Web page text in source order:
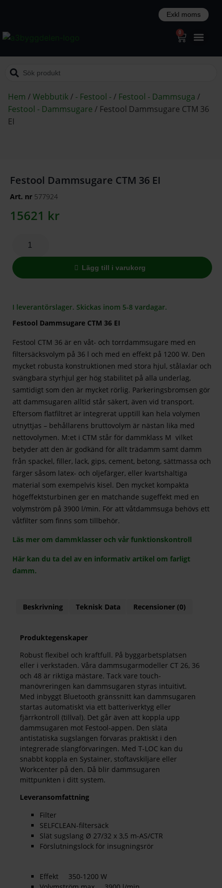
0
Hem /Webbutik/ - Festool -/ Festool - Dammsuga /
Festool - Dammsugare / Festool Dammsugare CTM 36
EI
Festool Dammsugare CTM 36 EI
Art. nr 577924
15621 kr
Lägg till i varukorg
I leverantörslager. Skickas inom 5-8 vardagar.
Festool Dammsugare CTM 36 EI
Festool CTM 36 är en våt- och torrdammsugare med en
filtersäcksvolym på 36 l och med en effekt på 1200 W. Den
mycket robusta konstruktionen med stora hjul, stålaxlar och
svängbara styrhjul ger hög stabilitet på alla underlag,
samtidigt som den är mycket rörlig. Parkeringsbromsen gör
att dammsugaren alltid står säkert, även vid transport.
Eftersom flatfiltret är integrerat upptill kan hela volymen
utnyttjas – behållarens bruttovolym är nästan lika med
nettovolymen. M:et i CTM står för dammklass M vilket
betyder att den är godkänd för allt trädamm samt damm
från spackel, filler, lack, gips, cement, betong, sättmassa och
färger såsom latex- och oljefärger, eller kvartshaltiga
material som exempelvis kisel. Den mycket kompakta
högeffektsturbinen ger en matchande sugeffekt med en
volymström på 3900 l/min. För att våtdammsuga behövs ett
våtfilter som finns som tillbehör.
Läs mer om dammklasser och vår funktionskontroll
Här kan du ta del av en informativ artikel om farligt
damm.
Beskrivning Teknisk Data Recensioner (0)
Produktegenskaper
Robust flexibel och kraftfull. På byggarbetsplatsen
eller i verkstaden. Våra dammsugarmodeller CT 26, 36
och 48 är riktiga mästare. Tack vare touch-
manövreringen kan dammsugaren styras intuitivt.
Med inbyggt Bluetooth gränssnitt kan dammsugaren
startas automatiskt via ett batteriverktyg eller
fjärrkontroll (tillval). Det går även att koppla upp
dammsugaren mot Festool-appen. Den släta
antistatiska sugslangen förvaras praktiskt i den
integrerade slangförvaringen. Med T-LOC kan du
snabbt koppla en Systainer, stoftavskiljare eller
Workcenter på den. Då blir dammsugaren
mittpunkten i ditt system.
Leveransomfattning
Filter
SELFCLEAN-filtersäck
Slät sugslang Ø 27/32 x 3,5 m-AS/CTR
Förslutningslock för insugningsrör
Effekt 350-1200 W